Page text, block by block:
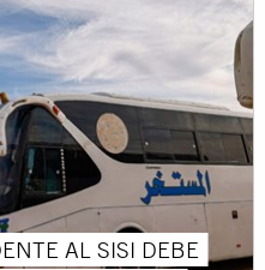
AL SISI DEBE